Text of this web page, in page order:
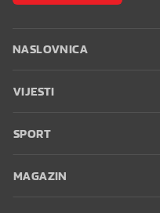
NASLOVNICA
VIJESTI
SPORT
MAGAZIN